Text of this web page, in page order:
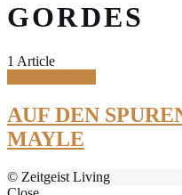
GORDES
1 Article
AUF DEN
MAYLE
© Zeitgeist Living